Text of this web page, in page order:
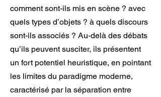
comment sont-ils mis en scène ? avec
quels types d’objets ? à quels discours
sont-ils associés ? Au-delà des débats
qu’ils peuvent susciter, ils présentent
un fort potentiel heuristique, en pointant
les limites du paradigme moderne,
caractérisé par la séparation entre